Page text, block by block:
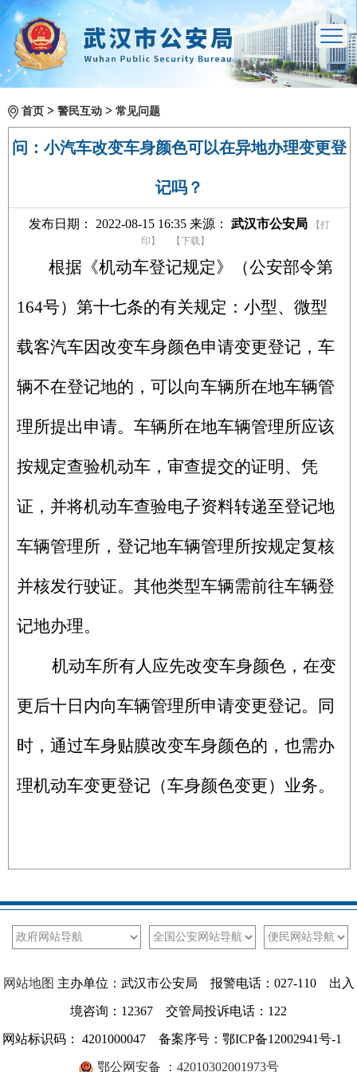
首页 > 警民互动 > 常见问题
问：小汽车改变车身颜色可以在异地办理变更登
记吗？
发布日期： 2022-08-15 16:35 来源： 武汉市公安局
【打
印】
【下载】
根据《机动车登记规定》（公安部令第
164号）第十七条的有关规定：小型、微型
载客汽车因改变车身颜色申请变更登记，车
辆不在登记地的，可以向车辆所在地车辆管
理所提出申请。车辆所在地车辆管理所应该
按规定查验机动车，审查提交的证明、凭
证，并将机动车查验电子资料转递至登记地
车辆管理所，登记地车辆管理所按规定复核
并核发行驶证。其他类型车辆需前往车辆登
记地办理。
机动车所有人应先改变车身颜色，在变
更后十日内向车辆管理所申请变更登记。同
时，通过车身贴膜改变车身颜色的，也需办
理机动车变更登记（车身颜色变更）业务。
网站地图 主办单位：武汉市公安局 报警电话：027-110 出入
境咨询：12367 交管局投诉电话：122
网站标识码： 4201000047 备案序号：鄂ICP备12002941号-1
鄂公网安备 ：42010302001973号